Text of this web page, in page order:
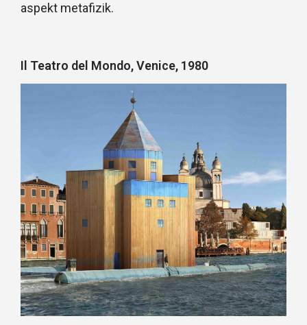
aspekt metafizik.
Il Teatro del Mondo, Venice, 1980